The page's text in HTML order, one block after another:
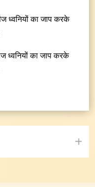
ध्वनियों का जाप करके
ध्वनियों का जाप करके